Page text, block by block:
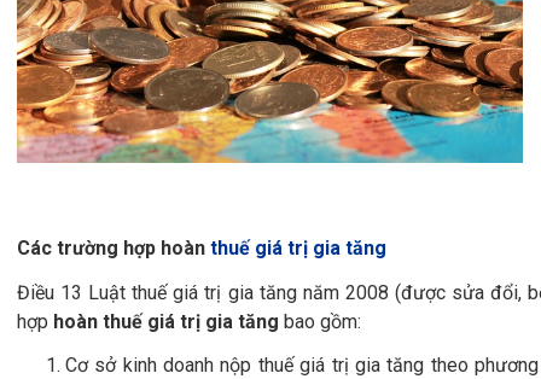
Các trường hợp hoàn thuế giá trị gia tăng
Điều 13 Luật thuế giá trị gia tăng năm 2008 (được sửa đổi,
hợp hoàn thuế giá trị gia tăng bao gồm:
Cơ sở kinh doanh nộp thuế giá trị gia tăng theo